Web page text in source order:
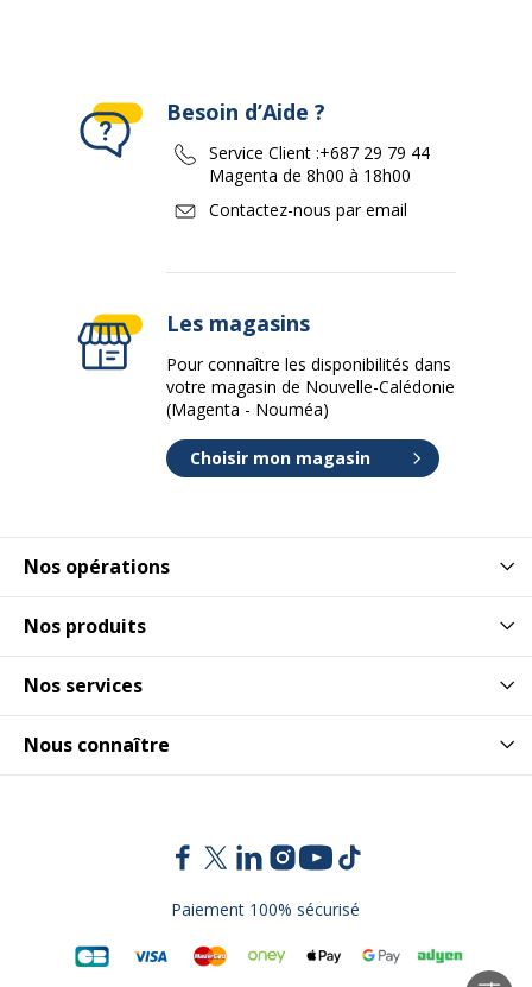
Nos opérations
Nos produits
Nos services
Nous connaître
Besoin d’Aide ?
Service Client :+687 29 79 44
Magenta de 8h00 à 18h00
Contactez-nous par email
Les magasins
Pour connaître les disponibilités dans
votre magasin de Nouvelle-Calédonie
(Magenta - Nouméa)
Choisir mon magasin
Paiement 100% sécurisé